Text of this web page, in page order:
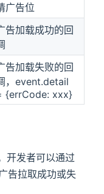
广告位
告加载成功的回
告加载失败的回
，event.detail
{errCode: xxx}
开发者可以通过
告拉取成功或失